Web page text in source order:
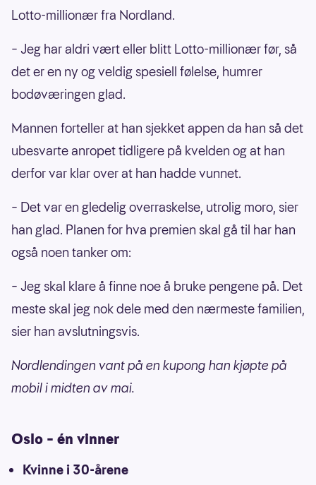
Lotto-millionær fra Nordland.
– Jeg har aldri vært eller blitt Lotto-millionær før, så
det er en ny og veldig spesiell følelse, humrer
bodøværingen glad.
Mannen forteller at han sjekket appen da han så det
ubesvarte anropet tidligere på kvelden og at han
derfor var klar over at han hadde vunnet.
– Det var en gledelig overraskelse, utrolig moro, sier
han glad. Planen for hva premien skal gå til har han
også noen tanker om:
– Jeg skal klare å finne noe å bruke pengene på. Det
meste skal jeg nok dele med den nærmeste familien,
sier han avslutningsvis.
Nordlendingen vant på en kupong han kjøpte på
mobil i midten av mai.
Oslo – én vinner
Kvinne i 30-årene